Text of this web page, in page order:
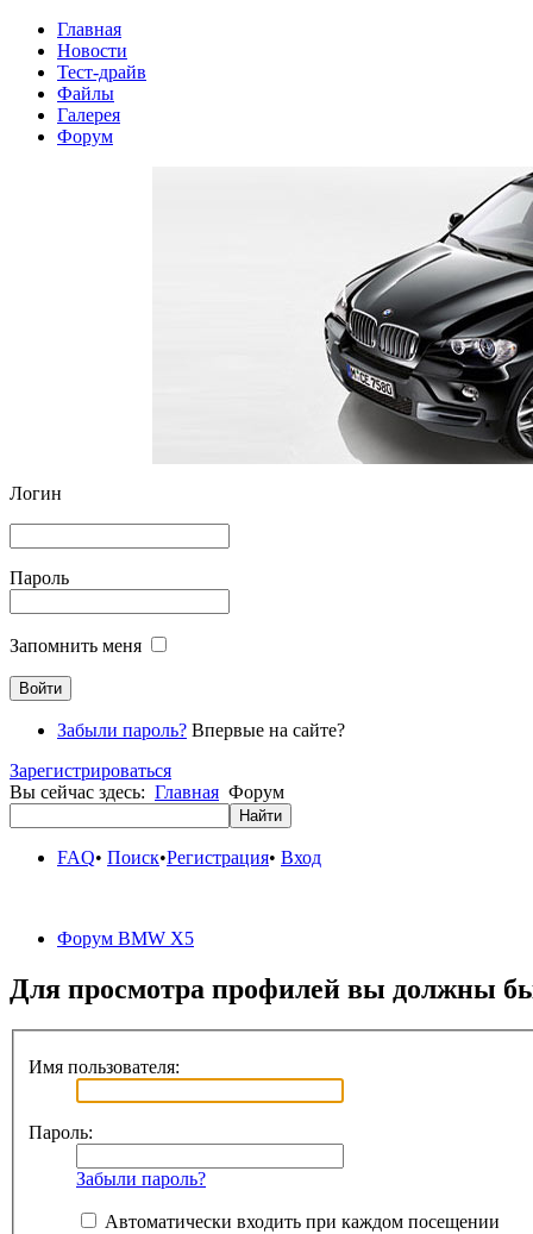
Главная
Новости
Тест-драйв
Файлы
Галерея
Форум
Логин
Пароль
Запомнить меня
Забыли пароль? Впервые на сайте?
Зарегистрироваться
Вы сейчас здесь: Главная Форум
FAQ• Поиск•Регистрация• Вход
Форум BMW X5
Для просмотра профилей вы должны
Имя пользователя:
Пароль:
Забыли пароль?
Автоматически входить при каждом посещении